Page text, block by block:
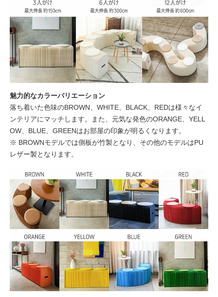
魅力的なカラーバリエーション
落ち着いた色味のBROWN、WHITE、BLACK、REDは様々なイ
ンテリアにマッチします。また、元気な発色のORANGE、YELL
OW、BLUE、GREENはお部屋の印象が明るくなります。
※ BROWNモデルでは側板が竹製となり、その他のモデルはPU
レザー製となります。